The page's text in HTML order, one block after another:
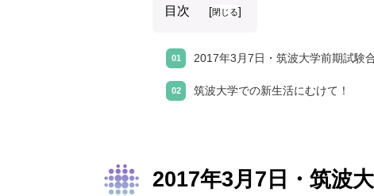
目次 [閉じる]
2017年3月7日・筑波大学前期試験
筑波大学での新生活にむけて！
2017年3月7日・筑波